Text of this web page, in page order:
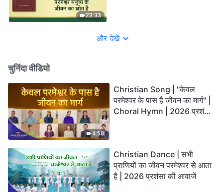
23:33
और देखें
चुनिंदा वीडियो
4:58
Christian Song | "केवल
परमेश्वर के पास है जीवन का मार्ग" |
Choral Hymn | 2026 प्रशंसा
Christian Dance | सभी
प्राणियों का जीवन परमेश्वर से आता
है | 2026 प्रशंसा की आवाजें